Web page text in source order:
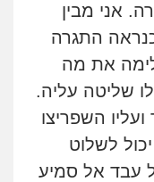
אני מבין
התגרה
את מה
שליטה עליה.
השפריצו
לשלוט
עבד אל סמיע